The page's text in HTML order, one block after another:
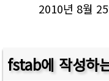
2010년 8월
fstab에 작성하